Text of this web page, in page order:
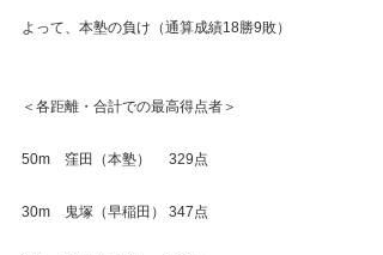
よって、本塾の負け（通算成績18勝9敗）
＜各距離・合計での最高得点者＞
50m　窪田（本塾）　 329点
30m　鬼塚（早稲田） 347点